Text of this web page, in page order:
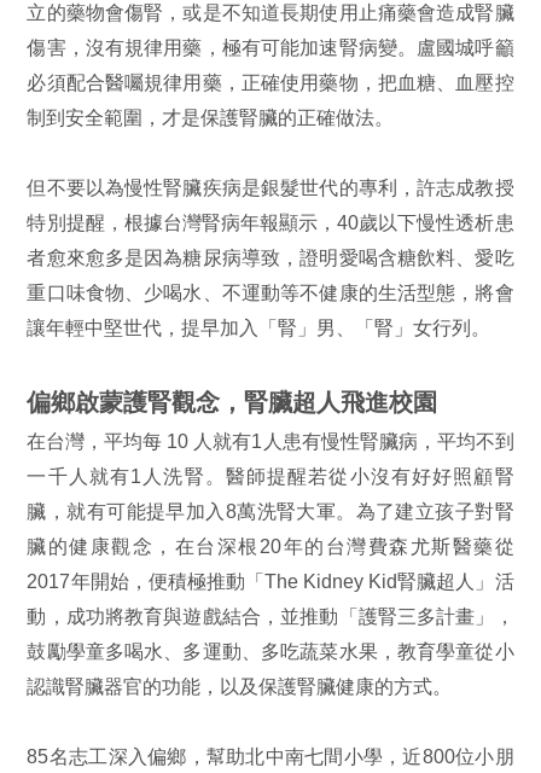
立的藥物會傷腎，或是不知道長期使用止痛藥會造成腎臟
傷害，沒有規律用藥，極有可能加速腎病變。盧國城呼籲
必須配合醫囑規律用藥，正確使用藥物，把血糖、血壓控
制到安全範圍，才是保護腎臟的正確做法。
但不要以為慢性腎臟疾病是銀髮世代的專利，許志成教授
特別提醒，根據台灣腎病年報顯示，40歲以下慢性透析患
者愈來愈多是因為糖尿病導致，證明愛喝含糖飲料、愛吃
重口味食物、少喝水、不運動等不健康的生活型態，將會
讓年輕中堅世代，提早加入「腎」男、「腎」女行列。
偏鄉啟蒙護腎觀念，腎臟超人飛進校園
在台灣，平均每 10 人就有1人患有慢性腎臟病，平均不到
一千人就有1人洗腎。醫師提醒若從小沒有好好照顧腎
臟，就有可能提早加入8萬洗腎大軍。為了建立孩子對腎
臟的健康觀念，在台深根20年的台灣費森尤斯醫藥從
2017年開始，便積極推動「The Kidney Kid腎臟超人」活
動，成功將教育與遊戲結合，並推動「護腎三多計畫」，
鼓勵學童多喝水、多運動、多吃蔬菜水果，教育學童從小
認識腎臟器官的功能，以及保護腎臟健康的方式。
85名志工深入偏鄉，幫助北中南七間小學，近800位小朋